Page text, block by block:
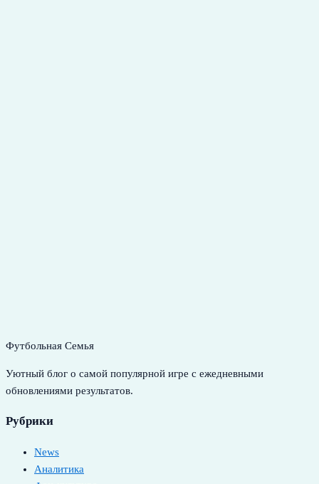
Футбольная Семья
Уютный блог о самой популярной игре с ежедневными
обновлениями результатов.
Рубрики
News
Аналитика